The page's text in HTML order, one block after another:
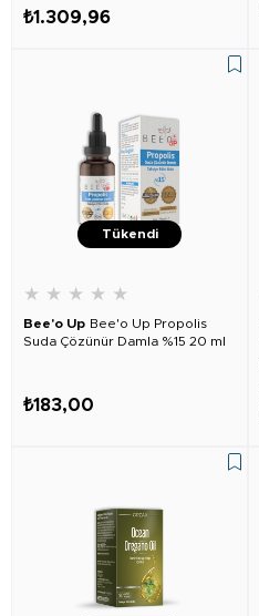
₺1.309,96
Tükendi
★ ★ ★ ★ ★
Bee'o Up Bee'o Up Propolis
Suda Çözünür Damla %15 20 ml
₺183,00